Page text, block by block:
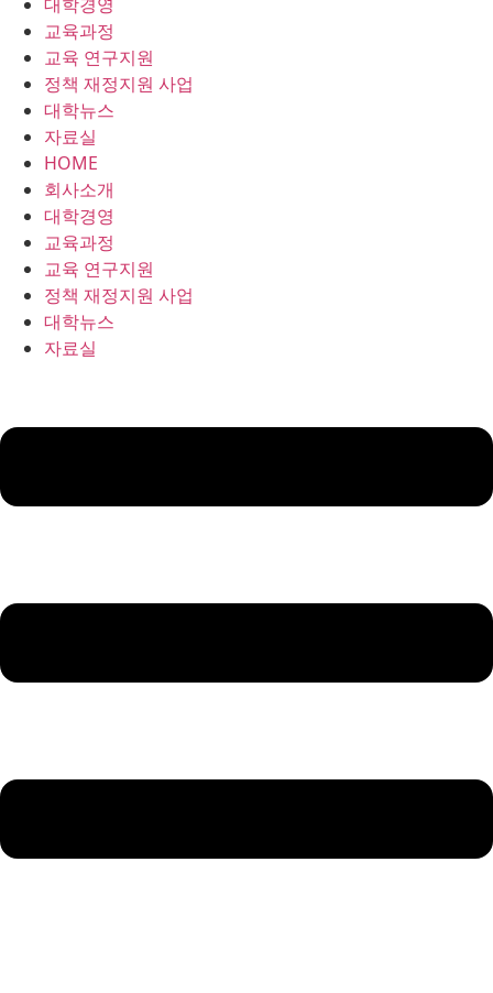
교육과정
교육 연구지원
정책 재정지원 사업
대학뉴스
자료실
HOME
회사소개
대학경영
교육과정
교육 연구지원
정책 재정지원 사업
대학뉴스
자료실